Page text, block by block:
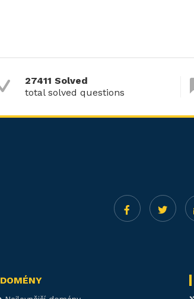
27411 Solved
total solved questions
DOMÉNY